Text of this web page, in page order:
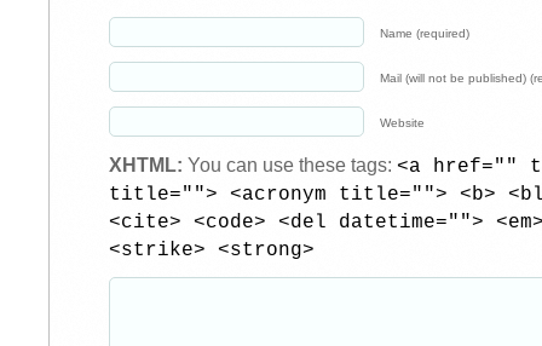
Name (required)
Mail (will not be published)
Website
XHTML: You can use these tags: <a href=""
title=""> <acronym title=""> <b>
<cite> <code> <del datetime="">
<strike> <strong>